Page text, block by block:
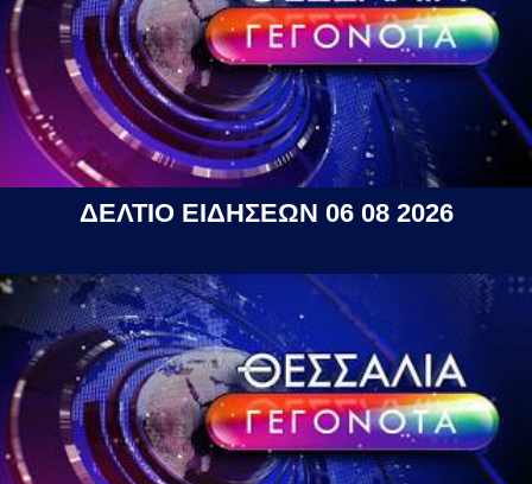
ΔΕΛΤΙΟ ΕΙΔΗΣΕΩΝ 06 08 2026